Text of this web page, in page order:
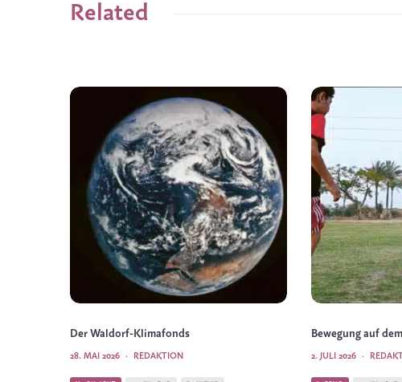
Related
Der Waldorf-Klimafonds
REDAKTION
·
28. MAI 2026
Bewegung auf
·
2. JULI 2026